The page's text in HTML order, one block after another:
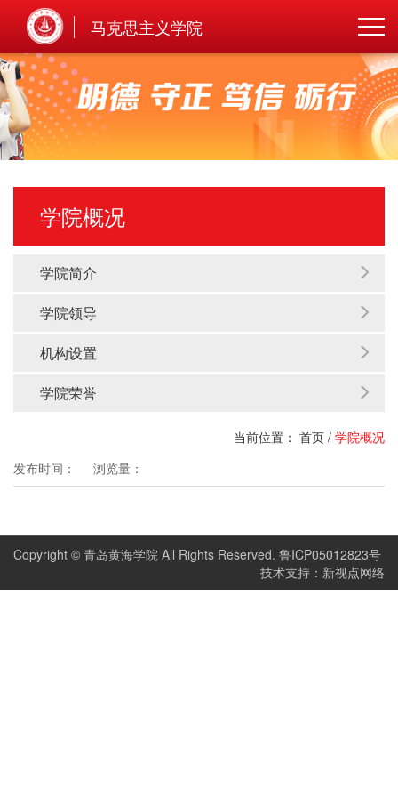
马克思主义学院
学院概况
学院简介
学院领导
机构设置
学院荣誉
当前位置： 首页 / 学院概况
发布时间：
浏览量：
Copyright © 青岛黄海学院 All Rights Reserved. 鲁ICP05012823号
技术支持：新视点网络